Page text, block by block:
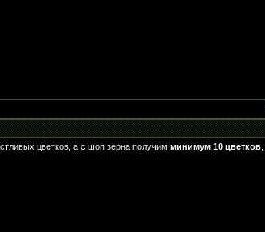
цветков, а с шоп зерна получимминимум 10 цветков